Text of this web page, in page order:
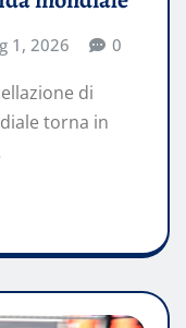
1, 2026 0
di
torna in